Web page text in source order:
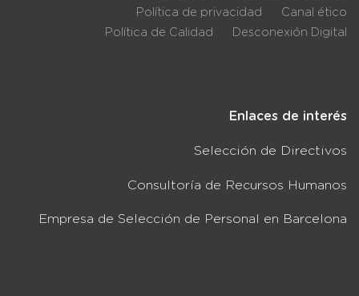
Política de privacidad
Canal ético
Política de Calidad
Desconexión Digital
Enlaces de interés
Selección de Directivos
Consultoría de Recursos Humanos
Empresa de Selección de Personal en Barcelona